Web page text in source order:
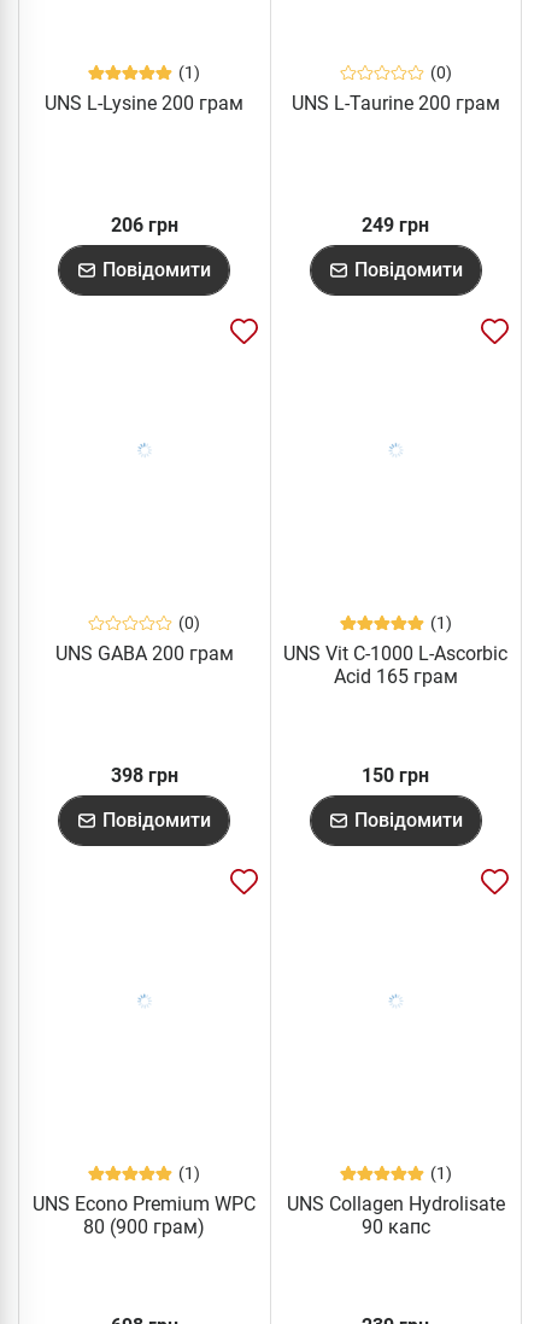
(1)
UNS L-Lysine 200 грам
206 грн
Повідомити
(0)
UNS L-Taurine 200 грам
249 грн
Повідомити
(0)
UNS GABA 200 грам
398 грн
Повідомити
(1)
UNS Vit C-1000 L-Ascorbic
Acid 165 грам
150 грн
Повідомити
(1)
UNS Econo Premium WPC
80 (900 грам)
(1)
UNS Collagen Hydrolisate
90 капс